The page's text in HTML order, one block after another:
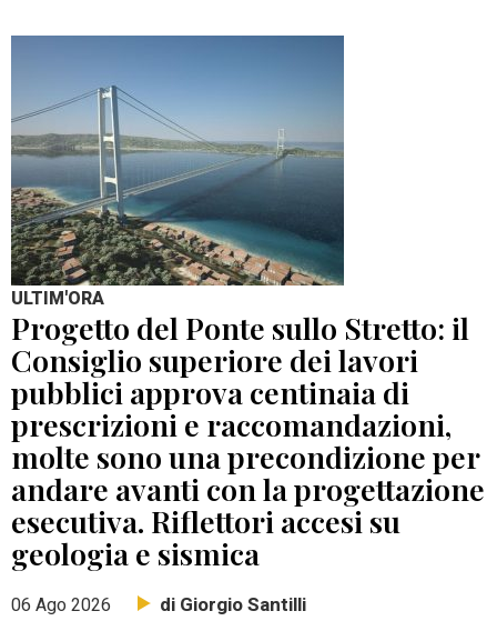
ULTIM'ORA
Progetto del Ponte sullo Stretto: il
Consiglio superiore dei lavori
pubblici approva centinaia di
prescrizioni e raccomandazioni,
molte sono una precondizione per
andare avanti con la progettazione
esecutiva. Riflettori accesi su
geologia e sismica
06 Ago 2026 di Giorgio Santilli